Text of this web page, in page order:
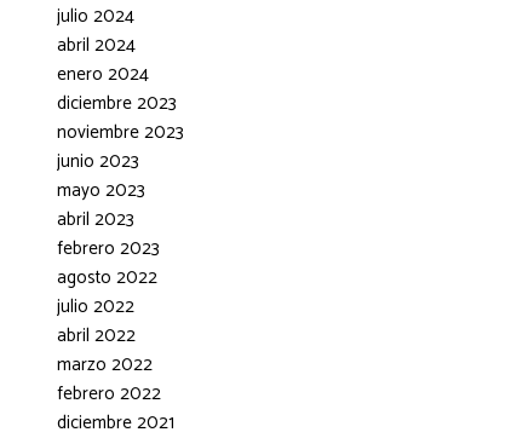
julio 2024
abril 2024
enero 2024
diciembre 2023
noviembre 2023
junio 2023
mayo 2023
abril 2023
febrero 2023
agosto 2022
julio 2022
abril 2022
marzo 2022
febrero 2022
diciembre 2021